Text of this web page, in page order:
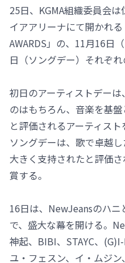
25日、KGMA組織委員会
イアアリーナにて開かれる
AWARDS」の、11月16日
日（ソングデー）それぞれ
初日のアーティストデー
のはもちろん、音楽を基
と評価されるアーティス
ソングデーは、歌で卓越
大きく支持されたと評価
賞する。
16日は、NewJeansのハ
で、盛大な幕を開ける。
神起、BIBI、STAYC、
ユ・フェスン、イ・ムジ